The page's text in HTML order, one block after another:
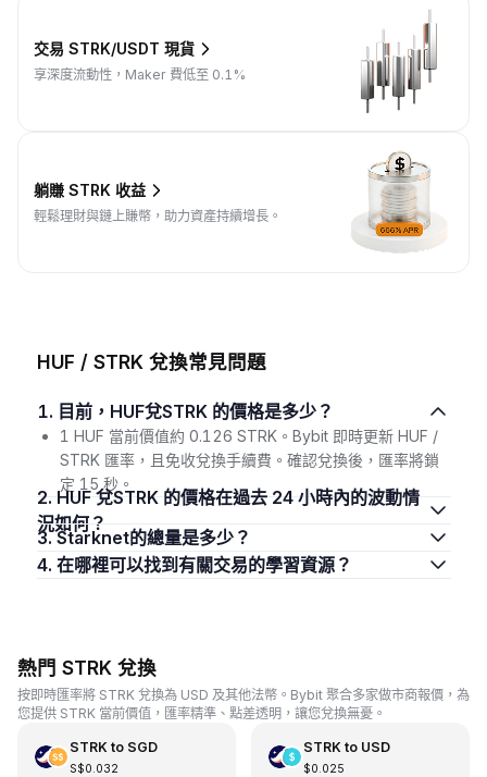
交易 STRK/USDT 現貨
享深度流動性，Maker 費低至 0.1%
躺賺 STRK 收益
輕鬆理財與鏈上賺幣，助力資產持續增長。
HUF / STRK 兌換常見問題
1. 目前，HUF兌STRK 的價格是多少？
1 HUF 當前價值約 0.126 STRK。Bybit 即時更新 HUF /
STRK 匯率，且免收兌換手續費。確認兌換後，匯率將鎖
定 15 秒。
2. HUF 兌STRK 的價格在過去 24 小時內的波動情
況如何？
3. Starknet的總量是多少？
4. 在哪裡可以找到有關交易的學習資源？
熱門 STRK 兌換
按即時匯率將 STRK 兌換為 USD 及其他法幣。Bybit 聚合多家做市商報價，為
您提供 STRK 當前價值，匯率精準、點差透明，讓您兌換無憂。
STRK to SGD
S$0.032
STRK to USD
$0.025